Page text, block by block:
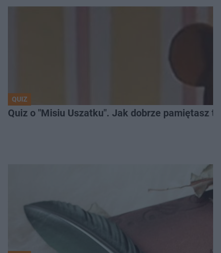
QUIZ
Quiz o "Misiu Uszatku". Jak dobrze pamiętasz